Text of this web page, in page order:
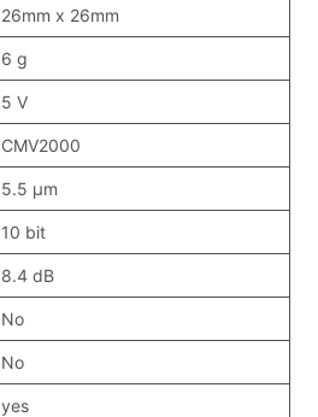
26mm x 26mm
6 g
5 V
CMV2000
5.5 μm
10 bit
8.4 dB
No
No
yes